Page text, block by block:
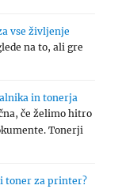
vse življenje
na to, ali gre
in tonerja
če želimo hitro
Tonerji
toner za printer?